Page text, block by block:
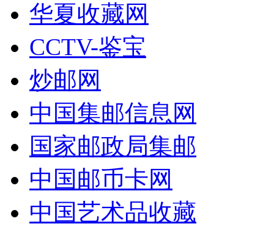
华夏收藏网
CCTV-鉴宝
炒邮网
中国集邮信息网
国家邮政局集邮
中国邮币卡网
中国艺术品收藏